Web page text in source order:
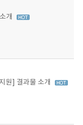
개
원] 결과물 소개